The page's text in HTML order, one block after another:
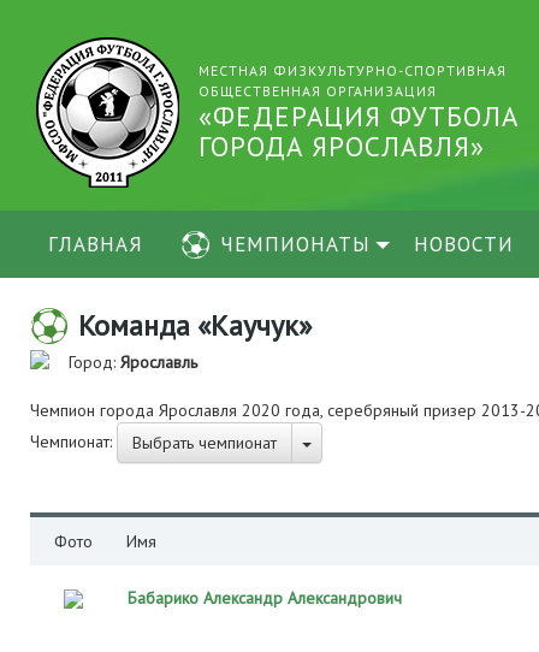
МЕСТНАЯ ФИЗКУЛЬТУРНО-СПОРТИВНАЯ
ОБЩЕСТВЕННАЯ ОРГАНИЗАЦИЯ
«ФЕДЕРАЦИЯ ФУТБОЛА
ГОРОДА ЯРОСЛАВЛЯ»
ГЛАВНАЯ ЧЕМПИОНАТЫ НОВОСТИ
Команда «Каучук»
Город: Ярославль
Чемпион города Ярославля 2020 года, серебряный призер
Чемпионат:
Выбрать чемпионат
Фото Имя
Бабарико Александр Александрович